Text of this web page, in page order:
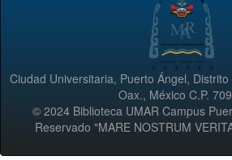
Ciudad Universitaria, Puerto Ángel,
Oax., México C.P.
© 2024 Biblioteca UMAR Campus
Reservado "MARE NOSTRUM